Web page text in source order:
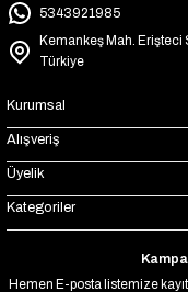
5343921985
Kemankeş Mah. Erişteci
Türkiye
Kurumsal
Alışveriş
Üyelik
Kategoriler
Hemen E-posta listemize